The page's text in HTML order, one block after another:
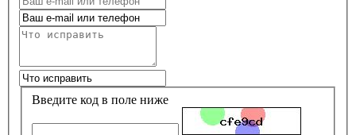
Введите код в поле ниже